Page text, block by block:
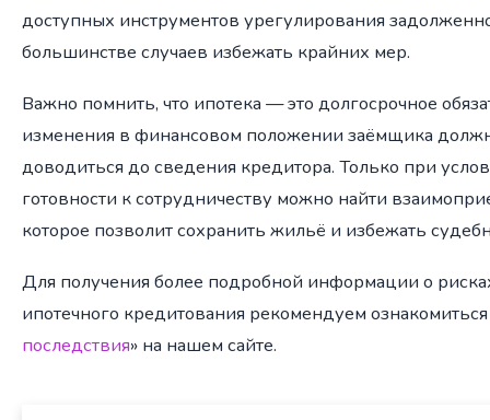
доступных инструментов урегулирования
большинстве случаев избежать крайних мер.
Важно помнить, что ипотека — это долгосрочное
изменения в финансовом положении заёмщика
доводиться до сведения кредитора. Только при
готовности к сотрудничеству можно найти
которое позволит сохранить жильё и избежать
Для получения более подробной информации о
ипотечного кредитования рекомендуем
последствия» на нашем сайте.